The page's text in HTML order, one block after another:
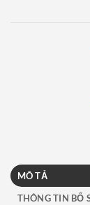
MÔ TẢ
THÔNG TIN BỔ